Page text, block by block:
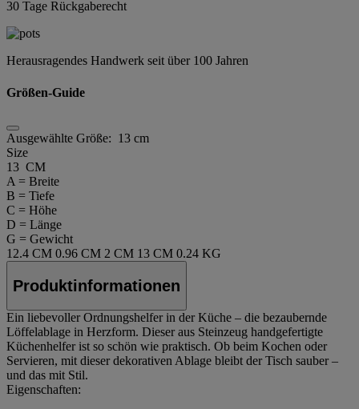
30 Tage Rückgaberecht
Herausragendes Handwerk seit über 100 Jahren
Größen-Guide
Ausgewählte Größe: 13 cm
Size
13 CM
A = Breite
B = Tiefe
C = Höhe
D = Länge
G = Gewicht
12.4 CM 0.96 CM 2 CM 13 CM 0.24 KG
Produktinformationen
Ein liebevoller Ordnungshelfer in der Küche – die bezaubernde
Löffelablage in Herzform. Dieser aus Steinzeug handgefertigte
Küchenhelfer ist so schön wie praktisch. Ob beim Kochen oder
Servieren, mit dieser dekorativen Ablage bleibt der Tisch sauber –
und das mit Stil.
Eigenschaften: